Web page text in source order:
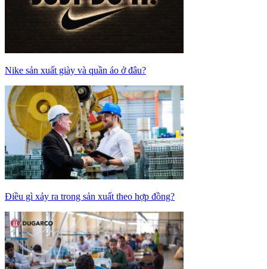
Nike sản xuất giày và quần áo ở đâu?
Điều gì xảy ra trong sản xuất theo hợp đồng?